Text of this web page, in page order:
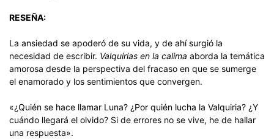
RESEÑA:
La ansiedad se apoderó de su vida, y de ahí surgió la
necesidad de escribir. Valquirias en la calima aborda la temática
amorosa desde la perspectiva del fracaso en que se sumerge
el enamorado y los sentimientos que convergen.
«¿Quién se hace llamar Luna? ¿Por quién lucha la Valquiria? ¿Y
cuándo llegará el olvido? Si de errores no se vive, he de hallar
una respuesta».